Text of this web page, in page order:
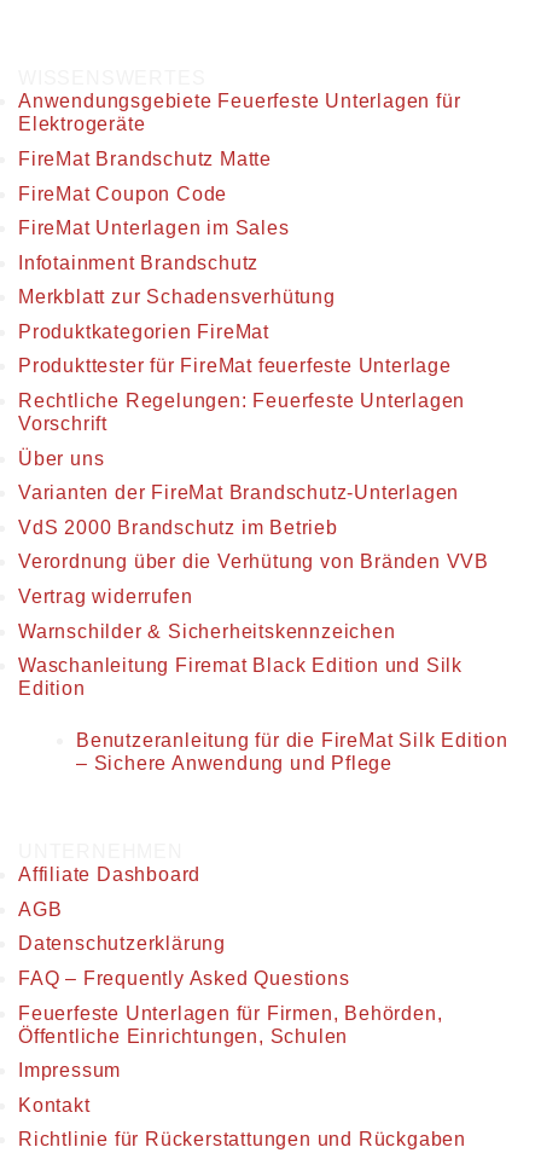
Anwendungsgebiete Feuerfeste Unterlagen für
Elektrogeräte
FireMat Brandschutz Matte
FireMat Coupon Code
FireMat Unterlagen im Sales
Infotainment Brandschutz
Merkblatt zur Schadensverhütung
Produktkategorien FireMat
Produkttester für FireMat feuerfeste Unterlage
Rechtliche Regelungen: Feuerfeste Unterlagen
Vorschrift
Über uns
Varianten der FireMat Brandschutz-Unterlagen
VdS 2000 Brandschutz im Betrieb
Verordnung über die Verhütung von Bränden VVB
Vertrag widerrufen
Warnschilder & Sicherheitskennzeichen
Waschanleitung Firemat Black Edition und Silk
Edition
Benutzeranleitung für die FireMat Silk Edition
– Sichere Anwendung und Pflege
Affiliate Dashboard
AGB
Datenschutzerklärung
FAQ – Frequently Asked Questions
Feuerfeste Unterlagen für Firmen, Behörden,
Öffentliche Einrichtungen, Schulen
Impressum
Kontakt
Richtlinie für Rückerstattungen und Rückgaben